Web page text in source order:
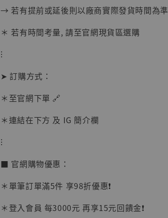
加購優惠【讓子彈飛 鵝城縣長 張麻子 [BK01]】
BJSTUDIO 1/6系列
可動蒐藏人偶 讓子
彈飛 鵝城縣長 張麻
子 [BK01]
NT$ 4,980
- +
→ 若有提前或延後則以廠商實際發貨時間為準
＊ 若有時間考量, 請至官網現貨區選購
⁝
➤ 訂購方式：
＊至官網下單 🔗
＊連結在下方 及 IG 簡介欄
⁝
■ 官網購物優惠：
＊單筆訂單滿5件 享98折優惠❗️
＊登入會員 每3000元 再享15元回饋金❗️